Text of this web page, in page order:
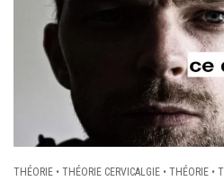
THÉORIE • THÉORIE CERVICALGIE • THÉORIE •